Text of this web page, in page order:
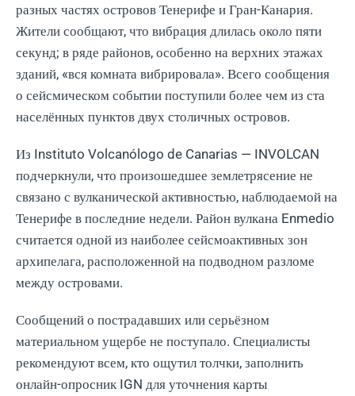
разных частях островов Тенерифе и Гран-Канария.
Жители сообщают, что вибрация длилась около пяти
секунд; в ряде районов, особенно на верхних этажах
зданий, «вся комната вибрировала». Всего сообщения
о сейсмическом событии поступили более чем из ста
населённых пунктов двух столичных островов.
Из Instituto Volcanólogo de Canarias — INVOLCAN
подчеркнули, что произошедшее землетрясение не
связано с вулканической активностью, наблюдаемой на
Тенерифе в последние недели. Район вулкана Enmedio
считается одной из наиболее сейсмоактивных зон
архипелага, расположенной на подводном разломе
между островами.
Сообщений о пострадавших или серьёзном
материальном ущербе не поступало. Специалисты
рекомендуют всем, кто ощутил толчки, заполнить
онлайн-опросник IGN для уточнения карты